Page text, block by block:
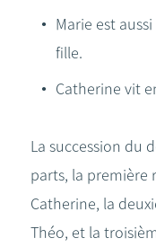
Marie est
fille.
Catherine vit
La succession du
parts, la première
Catherine, la
Théo, et la